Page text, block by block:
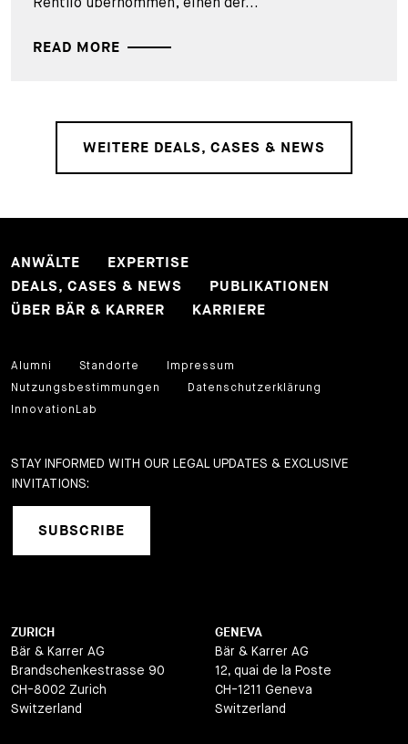
READ MORE
WEITERE DEALS, CASES & NEWS
ANWÄLTE
EXPERTISE
DEALS, CASES & NEWS
PUBLIKATIONEN
ÜBER BÄR & KARRER
KARRIERE
Alumni Standorte
Impressum
Nutzungsbestimmungen
Datenschutzerklärung
InnovationLab
STAY INFORMED WITH OUR LEGAL UPDATES & EXCLUSIVE
INVITATIONS:
SUBSCRIBE
ZURICH
Bär & Karrer AG
Brandschenkestrasse 90
CH-8002 Zurich
Switzerland
GENEVA
Bär & Karrer AG
12, quai de la Poste
CH-1211 Geneva
Switzerland